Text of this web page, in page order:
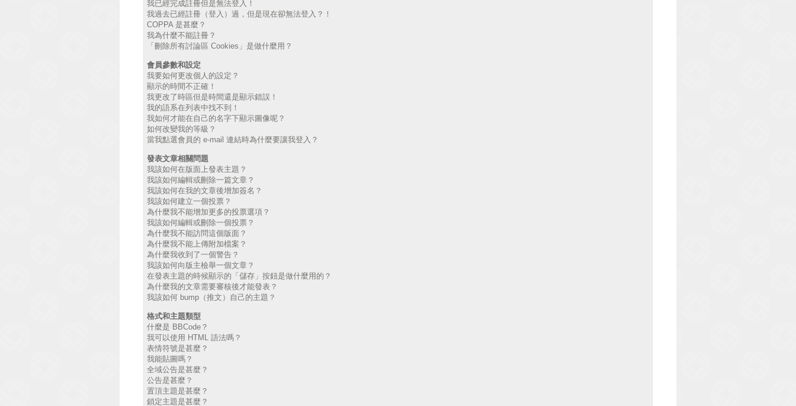
我已經完成註冊但是無法登入！
我過去已經註冊（登入）過，但是現在卻無法登入？！
COPPA 是甚麼？
我為什麼不能註冊？
「刪除所有討論區 Cookies」是做什麼用？
會員參數和設定
我要如何更改個人的設定？
顯示的時間不正確！
我更改了時區但是時間還是顯示錯誤！
我的語系在列表中找不到！
我如何才能在自己的名字下顯示圖像呢？
如何改變我的等級？
當我點選會員的 e-mail 連結時為什麼要讓我登入？
發表文章相關問題
我該如何在版面上發表主題？
我該如何編輯或刪除一篇文章？
我該如何在我的文章後增加簽名？
我該如何建立一個投票？
為什麼我不能增加更多的投票選項？
我該如何編輯或刪除一個投票？
為什麼我不能訪問這個版面？
為什麼我不能上傳附加檔案？
為什麼我收到了一個警告？
我該如何向版主檢舉一個文章？
在發表主題的時候顯示的「儲存」按鈕是做什麼用的？
為什麼我的文章需要審核後才能發表？
我該如何 bump（推文）自己的主題？
格式和主題類型
什麼是 BBCode？
我可以使用 HTML 語法嗎？
表情符號是甚麼？
我能貼圖嗎？
全域公告是甚麼？
公告是甚麼？
置頂主題是甚麼？
鎖定主題是甚麼？